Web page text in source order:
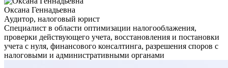
Оксана Геннадьевна
Аудитор, налоговый юрист
Специалист в области оптимизации налогооблажения,
проверки действующего учета, восстановления и постановки
учета с нуля, финансового консалтинга, разрешения споров с
налоговыми и административными органами